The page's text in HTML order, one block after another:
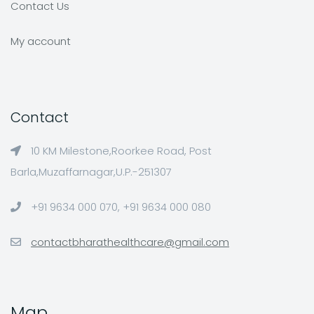
Contact Us
My account
Contact
10 KM Milestone,Roorkee Road, Post
Barla,Muzaffarnagar,U.P.-251307
+91 9634 000 070, +91 9634 000 080
contactbharathealthcare@gmail.com